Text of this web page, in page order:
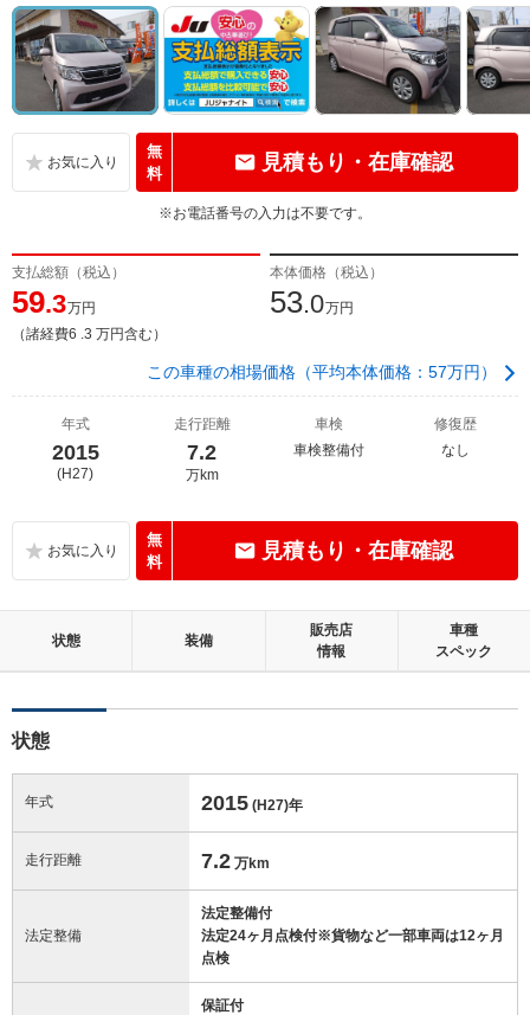
無
料
見積もり・在庫確認
※お電話番号の入力は不要です。
支払総額（税込）
59.3万円
（諸経費6 .3 万円含む）
本体価格（税込）
53.0万円
この車種の相場価格（平均本体価格：57万円）
年式
2015
(H27)
走行距離
7.2
万km
車検
車検整備付
修復歴
なし
無
料
見積もり・在庫確認
状態 装備
販売店
情報
車種
スペック
状態
年式 2015 (H27)年
走行距離 7.2 万km
法定整備
法定整備付
法定24ヶ月点検付※貨物など一部車両は12ヶ月
点検
保証付